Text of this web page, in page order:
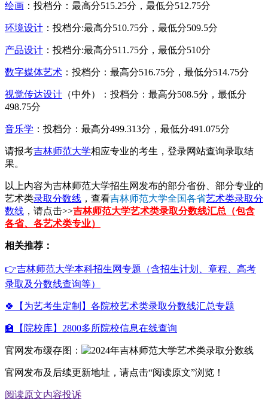
绘画 ：投档分：最高分515.25分，最低分512.75分
环境设计 ：投档分:最高分510.75分，最低分509.5分
产品设计 ：投档分:最高分511.75分，最低分510分
数字媒体艺术 ：投档分：最高分516.75分，最低分514.75分
视觉传达设计 （中外）：投档分：最高分508.5分，最低分
498.75分
音乐学 ：投档分：最高分499.313分，最低分491.075分
请报考吉林师范大学相应专业的考生，登录网站查询录取结
果。
以上内容为吉林师范大学招生网发布的部分省份、部分专业的
艺术类录取分数线 ，查看吉林师范大学全国各省艺术类录取分
数线 ，请点击>>吉林师范大学艺术类录取分数线汇总（包含
各省、各艺术类专业）
相关推荐：
👉吉林师范大学本科招生网专题（含招生计划、章程、高考
录取及分数线查询等）
🍀【为艺考生定制】各院校艺术类录取分数线汇总专题
🏫【院校库】2800多所院校信息在线查询
官网发布缓存图：
官网发布及后续更新地址，请点击“阅读原文”浏览！
阅读原文内容投诉